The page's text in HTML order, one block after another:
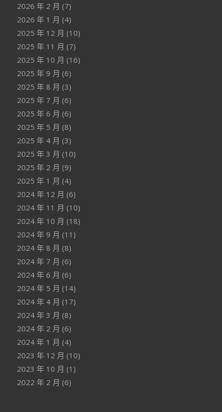
2026 年 2 月 (7)
2026 年 1 月 (4)
2025 年 12 月 (10)
2025 年 11 月 (7)
2025 年 10 月 (16)
2025 年 9 月 (6)
2025 年 8 月 (3)
2025 年 7 月 (6)
2025 年 6 月 (6)
2025 年 5 月 (8)
2025 年 4 月 (3)
2025 年 3 月 (10)
2025 年 2 月 (9)
2025 年 1 月 (4)
2024 年 12 月 (6)
2024 年 11 月 (10)
2024 年 10 月 (18)
2024 年 9 月 (11)
2024 年 8 月 (8)
2024 年 7 月 (6)
2024 年 6 月 (6)
2024 年 5 月 (14)
2024 年 4 月 (17)
2024 年 3 月 (8)
2024 年 2 月 (6)
2024 年 1 月 (4)
2023 年 12 月 (10)
2023 年 10 月 (1)
2022 年 2 月 (6)